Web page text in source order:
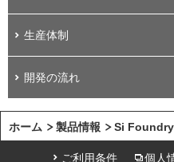
生産体制
開発の流れ
ホーム 製品情報 Si Foundry
ご利用条件 個人